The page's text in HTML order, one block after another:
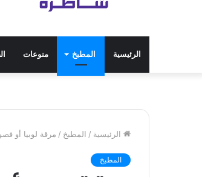
الرئيسية المطبخ منوعات
الرئيسية / المطبخ / مرقة لوبيا أو
المطبخ